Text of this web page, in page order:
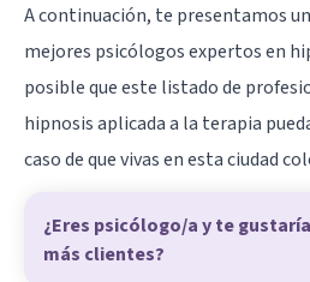
A continuación, te presentamos
mejores psicólogos expertos en
posible que este listado de
hipnosis aplicada a la terapia
caso de que vivas en esta ciudad
¿Eres psicólogo/a y te
más clientes?